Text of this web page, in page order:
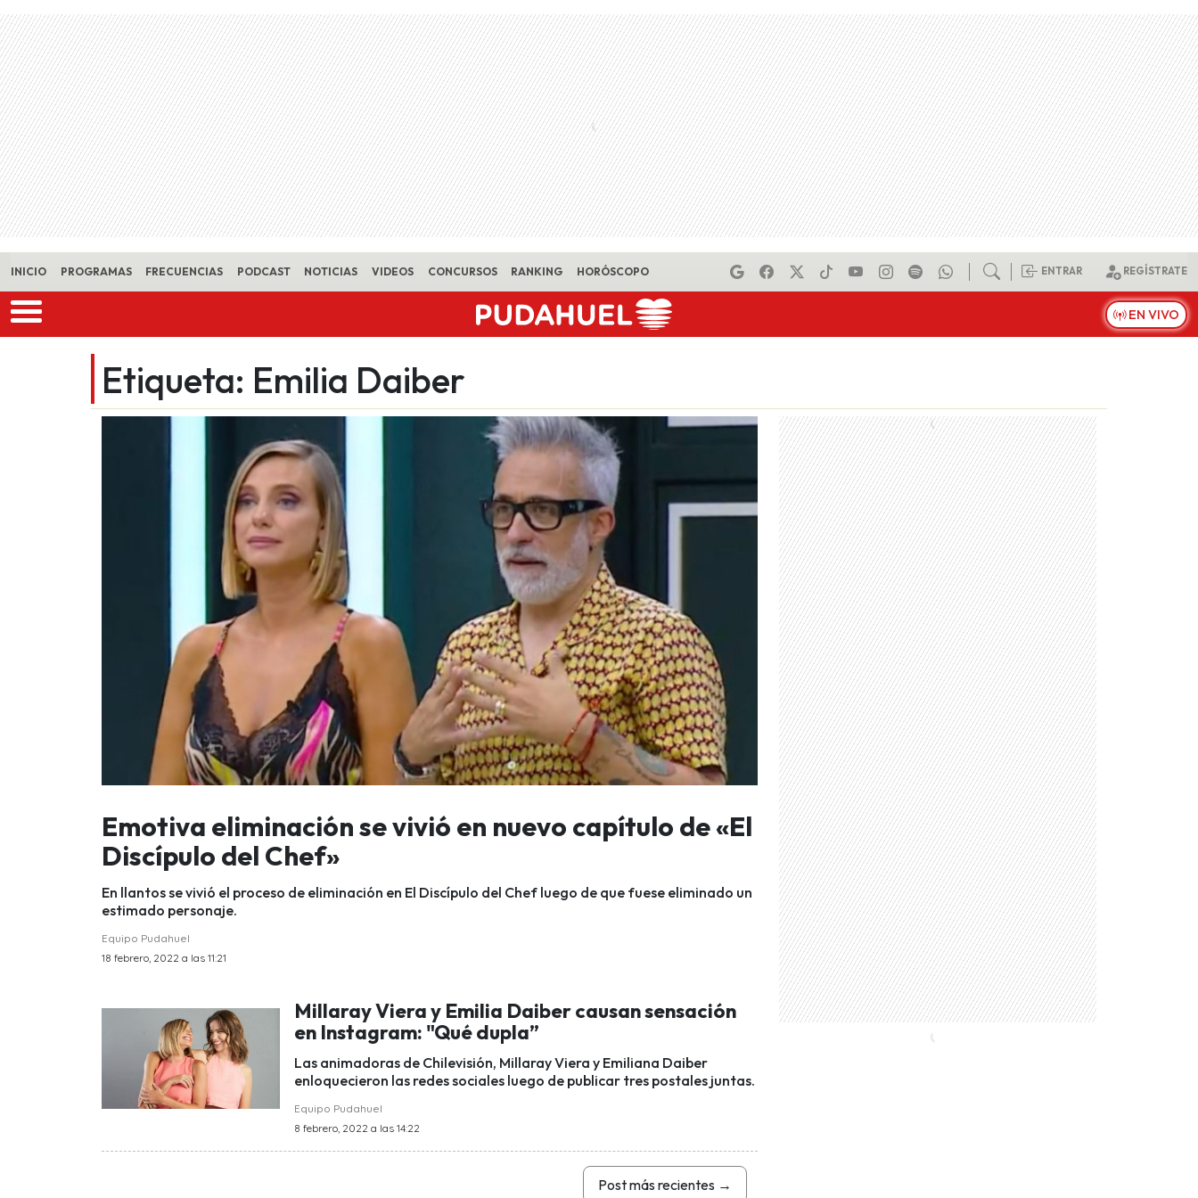
Skip to main content
INICIO PROGRAMAS FRECUENCIAS PODCAST NOTICIAS VIDEOS CONCURSOS RANKING HORÓSCOPO ENTRAR REGÍSTRATE
EN VIVO
Etiqueta: Emilia Daiber
Emotiva eliminación se vivió en nuevo capítulo de «El
Discípulo del Chef»
En llantos se vivió el proceso de eliminación en El Discípulo del Chef luego de que fuese eliminado un
estimado personaje.
Equipo Pudahuel
18 febrero, 2022 a las 11:21
Millaray Viera y Emilia Daiber causan sensación
en Instagram: "Qué dupla”
Las animadoras de Chilevisión, Millaray Viera y Emiliana Daiber
enloquecieron las redes sociales luego de publicar tres postales juntas.
Equipo Pudahuel
8 febrero, 2022 a las 14:22
Post más recientes →